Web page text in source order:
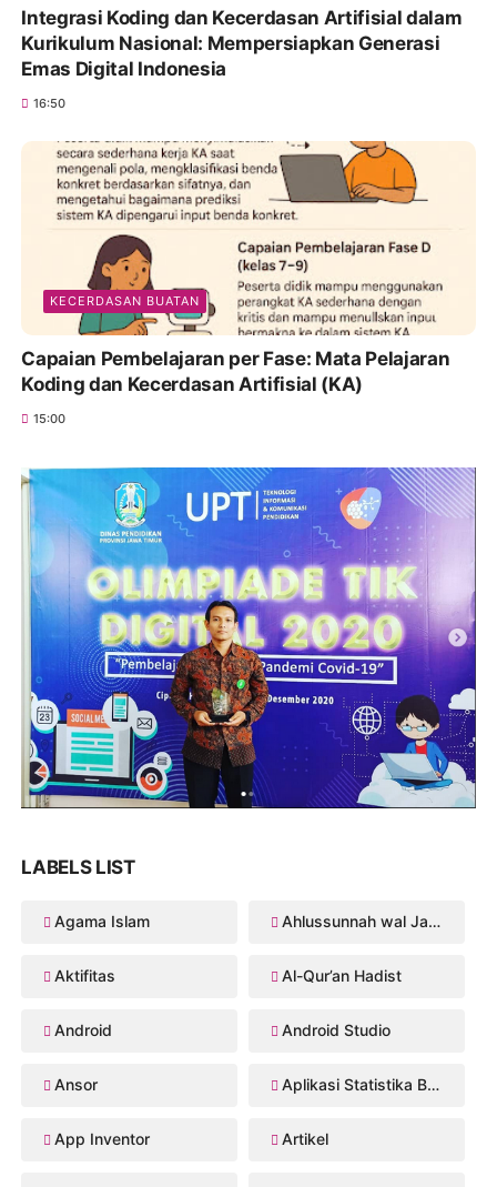
Integrasi Koding dan Kecerdasan Artifisial dalam
Kurikulum Nasional: Mempersiapkan Generasi
Emas Digital Indonesia
16:50
KECERDASAN BUATAN
Capaian Pembelajaran per Fase: Mata Pelajaran
Koding dan Kecerdasan Artifisial (KA)
15:00
LABELS LIST
Agama Islam Ahlussunnah wal Jama'ah
Aktifitas Al-Qur’an Hadist
Android Android Studio
Ansor Aplikasi Statistika Bayesian
App Inventor Artikel